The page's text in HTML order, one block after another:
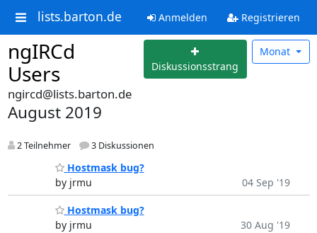
lists.barton.de Anmelden Registrieren
ngIRCd
Users
Diskussionsstrang
Monat
ngircd@lists.barton.de
August 2019
2 Teilnehmer 3 Diskussionen
Hostmask bug?
by jrmu
04 Sep '19
Hostmask bug?
by jrmu
30 Aug '19